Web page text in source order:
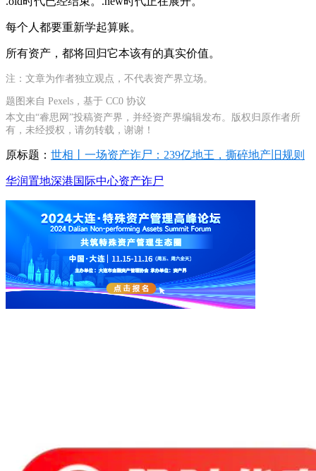
每个人都要重新学起算账。
所有资产，都将回归它本该有的真实价值。
注：文章为作者独立观点，不代表资产界立场。
题图来自 Pexels，基于 CC0 协议
本文由“睿思网”投稿资产界，并经资产界编辑发布。版权归原作者所
有，未经授权，请勿转载，谢谢！
原标题： 世相丨一场资产诈尸：239亿地王，撕碎地产旧规则
华润置地深港国际中心资产诈尸